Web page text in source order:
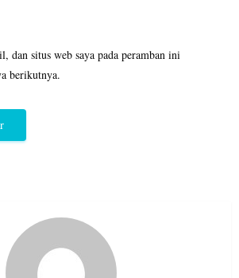
dan situs web saya pada peramban ini
berikutnya.